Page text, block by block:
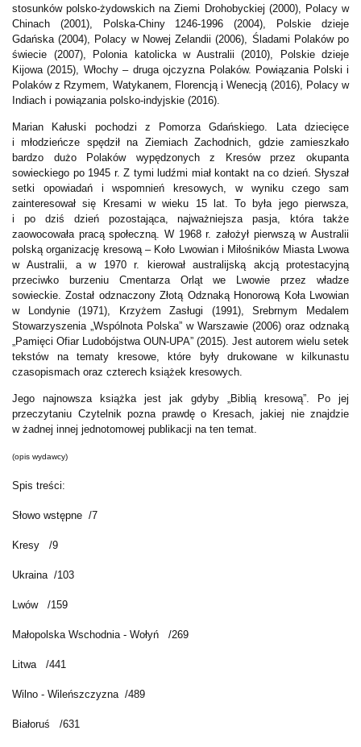
stosunków polsko-żydowskich na Ziemi Drohobyckiej (2000), Polacy w
Chinach (2001), Polska-Chiny 1246-1996 (2004), Polskie dzieje
Gdańska (2004), Polacy w Nowej Zelandii (2006), Śladami Polaków po
świecie (2007), Polonia katolicka w Australii (2010), Polskie dzieje
Kijowa (2015), Włochy – druga ojczyzna Polaków. Powiązania Polski i
Polaków z Rzymem, Watykanem, Florencją i Wenecją (2016), Polacy w
Indiach i powiązania polsko-indyjskie (2016).
Marian Kałuski pochodzi z Pomorza Gdańskiego. Lata dziecięce
i młodzieńcze spędził na Ziemiach Zachodnich, gdzie zamieszkało
bardzo dużo Polaków wypędzonych z Kresów przez okupanta
sowieckiego po 1945 r. Z tymi ludźmi miał kontakt na co dzień. Słyszał
setki opowiadań i wspomnień kresowych, w wyniku czego sam
zainteresował się Kresami w wieku 15 lat. To była jego pierwsza,
i po dziś dzień pozostająca, najważniejsza pasja, która także
zaowocowała pracą społeczną. W 1968 r. założył pierwszą w Australii
polską organizację kresową – Koło Lwowian i Miłośników Miasta Lwowa
w Australii, a w 1970 r. kierował australijską akcją protestacyjną
przeciwko burzeniu Cmentarza Orląt we Lwowie przez władze
sowieckie. Został odznaczony Złotą Odznaką Honorową Koła Lwowian
w Londynie (1971), Krzyżem Zasługi (1991), Srebrnym Medalem
Stowarzyszenia „Wspólnota Polska” w Warszawie (2006) oraz odznaką
„Pamięci Ofiar Ludobójstwa OUN-UPA” (2015). Jest autorem wielu setek
tekstów na tematy kresowe, które były drukowane w kilkunastu
czasopismach oraz czterech książek kresowych.
Jego najnowsza książka jest jak gdyby „Biblią kresową”. Po jej
przeczytaniu Czytelnik pozna prawdę o Kresach, jakiej nie znajdzie
w żadnej innej jednotomowej publikacji na ten temat.
(opis wydawcy)
Spis treści:
Słowo wstępne /7
Kresy /9
Ukraina /103
Lwów /159
Małopolska Wschodnia - Wołyń /269
Litwa /441
Wilno - Wileńszczyzna /489
Białoruś /631